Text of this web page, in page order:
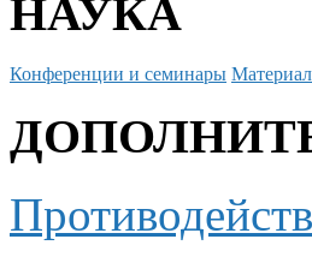
НАУКА
Конференции и семинары